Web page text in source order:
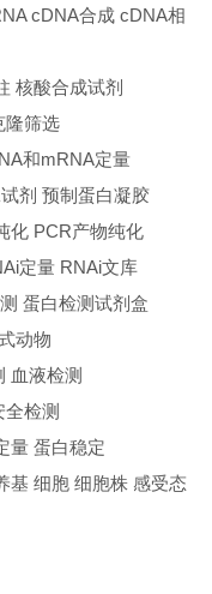
cDNA合成 cDNA相
核酸合成试剂
隆筛选
和mRNA定量
剂 预制蛋白凝胶
化 PCR产物纯化
定量 RNAi文库
蛋白检测试剂盒
动物
血液检测
全检测
量 蛋白稳定
基 细胞 细胞株 感受态